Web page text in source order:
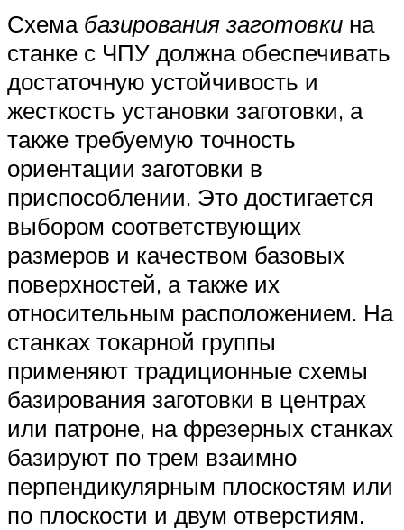
Схемабазирования заготовки на
станке с ЧПУ должна обеспечивать
достаточную устойчивость и
жесткость установки заготовки, а
также требуемую точность
ориентации заготовки в
приспособлении. Это достигается
выбором соответствующих
размеров и качеством базовых
поверхностей, а также их
относительным расположением. На
станках токарной группы
применяют традиционные схемы
базирования заготовки в центрах
или патроне, на фрезерных станках
базируют по трем взаимно
перпендикулярным плоскостям или
по плоскости и двум отверстиям.